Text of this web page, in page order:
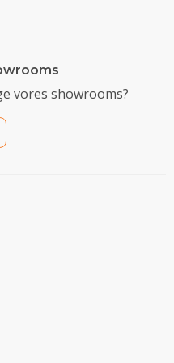
vores showrooms?